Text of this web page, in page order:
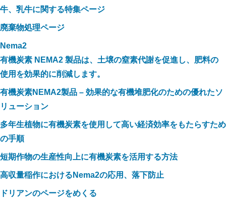
牛、乳牛に関する特集ページ
廃棄物処理ページ
Nema2
有機炭素 NEMA2 製品は、土壌の窒素代謝を促進し、肥料の
使用を効果的に削減します。
有機炭素NEMA2製品 – 効果的な有機堆肥化のための優れたソ
リューション
多年生植物に有機炭素を使用して高い経済効率をもたらすため
の手順
短期作物の生産性向上に有機炭素を活用する方法
高収量稲作におけるNema2の応用、落下防止
ドリアンのページをめくる